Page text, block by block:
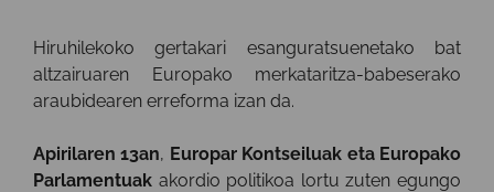
Hiruhilekoko gertakari esanguratsuenetako bat
altzairuaren Europako merkataritza-babeserako
araubidearen erreforma izan da.
Apirilaren 13an, Europar Kontseiluak eta Europako
Parlamentuak akordio politikoa lortu zuten egungo